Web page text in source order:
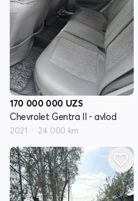
170 000 000 UZS
Chevrolet Gentra II - avlod
2021 24 000 km